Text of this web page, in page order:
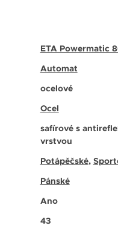
ETA Powermatic
Automat
ocelové
Ocel
safírové s
vrstvou
Potápěčské,
Pánské
Ano
43